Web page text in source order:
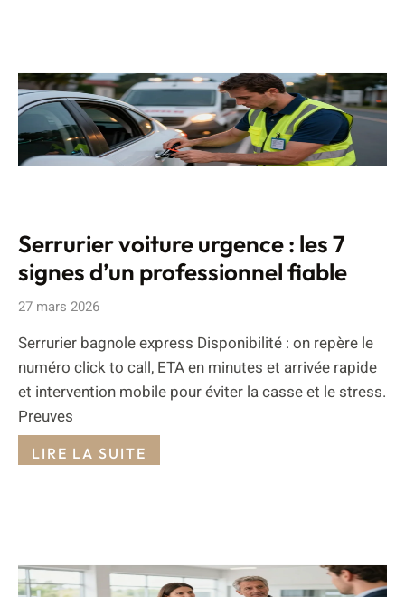
Serrurier voiture urgence : les 7
signes d’un professionnel fiable
27 mars 2026
Serrurier bagnole express Disponibilité : on repère le
numéro click to call, ETA en minutes et arrivée rapide
et intervention mobile pour éviter la casse et le stress.
Preuves
LIRE LA SUITE